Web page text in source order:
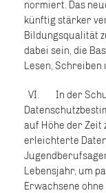
normiert. Das
künftig stärker
Bildungsqualität
dabei sein, die
Lesen, Schreiben
VI. In der
auf Höhe der Zeit
erleichterte
Lebensjahr, um
Erwachsene